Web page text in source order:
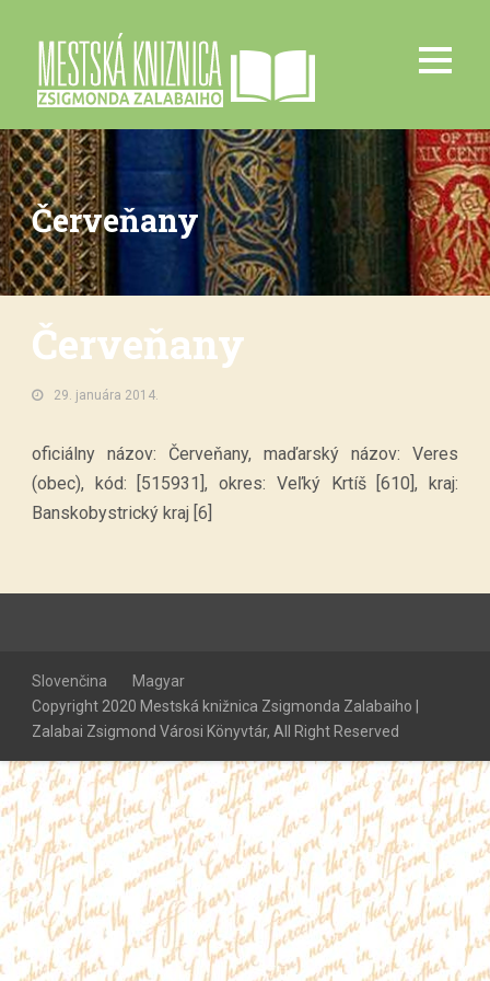
Červeňany
Červeňany
29. januára 2014.
oficiálny názov: Červeňany, maďarský názov: Veres
(obec), kód: [515931], okres: Veľký Krtíš [610], kraj:
Banskobystrický kraj [6]
Slovenčina
Magyar
Copyright 2020 Mestská knižnica Zsigmonda Zalabaiho |
Zalabai Zsigmond Városi Könyvtár, All Right Reserved